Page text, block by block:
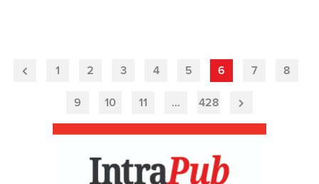
Previous1 2 3 4 5 6 7 8
9 10 11 … 428